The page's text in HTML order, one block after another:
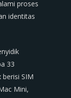
proses
identitas
33
SIM
Mini,